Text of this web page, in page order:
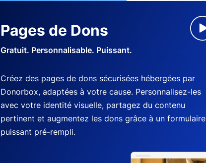
Pages de Dons
Gratuit. Personnalisable. Puissant.
Créez des pages de dons sécurisées hébergées par
Donorbox, adaptées à votre cause. Personnalisez-les
avec votre identité visuelle, partagez du contenu
pertinent et augmentez les dons grâce à un formulaire
puissant pré-rempli.